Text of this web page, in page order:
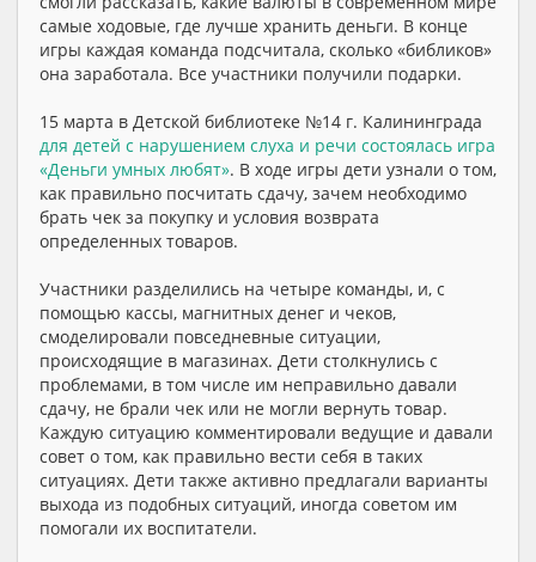
самые ходовые, где лучше хранить деньги. В конце
игры каждая команда подсчитала, сколько «библиков»
она заработала. Все участники получили подарки.
15 марта в Детской библиотеке №14 г. Калининграда
для детей с нарушением слуха и речи состоялась игра
«Деньги умных любят». В ходе игры дети узнали о том,
как правильно посчитать сдачу, зачем необходимо
брать чек за покупку и условия возврата
определенных товаров.
Участники разделились на четыре команды, и, с
помощью кассы, магнитных денег и чеков,
смоделировали повседневные ситуации,
происходящие в магазинах. Дети столкнулись с
проблемами, в том числе им неправильно давали
сдачу, не брали чек или не могли вернуть товар.
Каждую ситуацию комментировали ведущие и давали
совет о том, как правильно вести себя в таких
ситуациях. Дети также активно предлагали варианты
выхода из подобных ситуаций, иногда советом им
помогали их воспитатели.